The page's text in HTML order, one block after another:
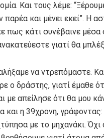
Και τους λέμε:
και μένει εκεί”. Η
πως κάτι συνέβαινε μέσα
γιατί θα
να ντρεπόμαστε.
ο δράστης, γιατί έμαθε
απείλησε ότι θα μου
και η 39χρονη,
με το μηχανάκι. Όχι